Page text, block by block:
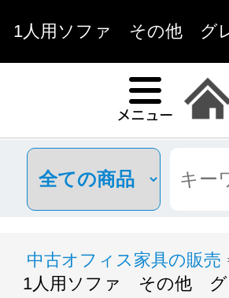
1人用ソファ その他 グレ
中古オフィス家具の販売
1人用ソファ その他 グ